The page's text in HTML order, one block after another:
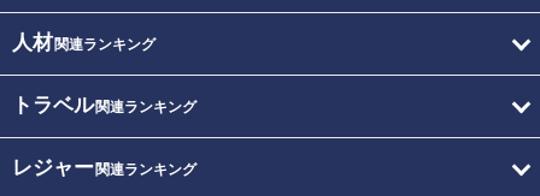
人材関連ランキング
トラベル関連ランキング
レジャー関連ランキング